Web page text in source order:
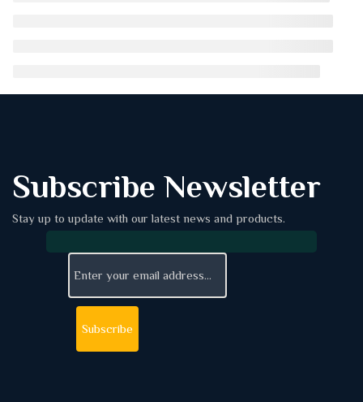
Subscribe Newsletter
Stay up to update with our latest news and products.